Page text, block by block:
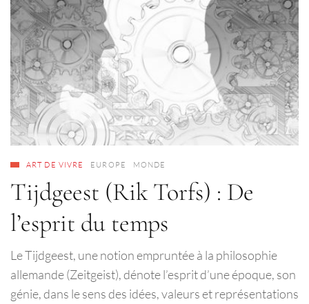
ART DE VIVRE EUROPE MONDE
Tijdgeest (Rik Torfs) : De
l’esprit du temps
Le Tijdgeest, une notion empruntée à la philosophie
allemande (Zeitgeist), dénote l’esprit d’une époque, son
génie, dans le sens des idées, valeurs et représentations